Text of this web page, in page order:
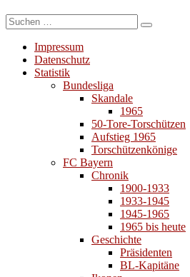
Suchen
nach:
Suchen
Impressum
Datenschutz
Statistik
Bundesliga
Skandale
1965
50-Tore-Torschützen
Aufstieg 1965
Torschützenkönige
FC Bayern
Chronik
1900-1933
1933-1945
1945-1965
1965 bis heute
Geschichte
Präsidenten
BL-Kapitäne